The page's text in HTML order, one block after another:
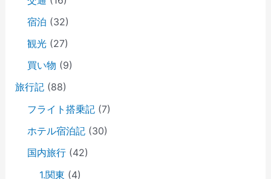
宿泊 (32)
観光(27)
買い物 (9)
旅行記(88)
フライト搭乗記(7)
ホテル宿泊記(30)
国内旅行(42)
1.関東 (4)